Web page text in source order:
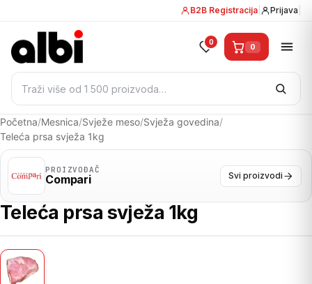
B2B Registracija Prijava
Pretraži:
0 0
Početna/Mesnica/Svježe meso/Svježa govedina/
Teleća prsa svježa 1kg
PROIZVOĐAČ
Compari Svi proizvodi
Teleća prsa svježa 1kg